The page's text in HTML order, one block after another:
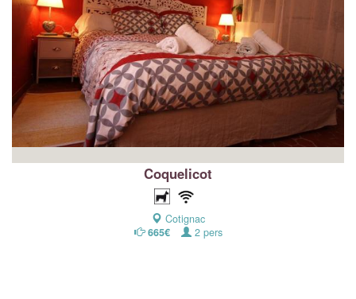
Coquelicot
Cotignac
665€
2 pers